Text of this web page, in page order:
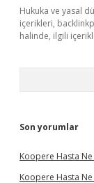
Hukuka ve yasal
içerikleri,
halinde, ilgili
Son yorumlar
Koopere Hasta
Koopere Hasta